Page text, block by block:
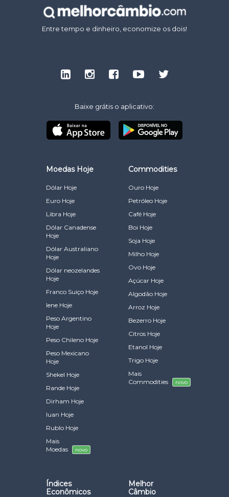
Entre tempo e dinheiro, economize os dois!
Baixe grátis o aplicativo:
Moedas Hoje
Dólar Hoje
Euro Hoje
Libra Hoje
Dólar Canadense
Hoje
Dólar Australiano
Hoje
Dólar neozelandes
Hoje
Franco Suiço Hoje
Iene Hoje
Peso Argentino
Hoje
Peso Chileno Hoje
Peso Mexicano
Hoje
Shekel Hoje
Rande Hoje
Dirham Hoje
Iuan Hoje
Rublo Hoje
Mais
Moedas
novo
Commodities
Ouro Hoje
Petróleo Hoje
Café Hoje
Boi Hoje
Soja Hoje
Milho Hoje
Ovo Hoje
Açúcar Hoje
Algodão Hoje
Arroz Hoje
Bezerro Hoje
Citros Hoje
Etanol Hoje
Trigo Hoje
Mais
Commodities
novo
Índices
Econômicos
Melhor
Câmbio